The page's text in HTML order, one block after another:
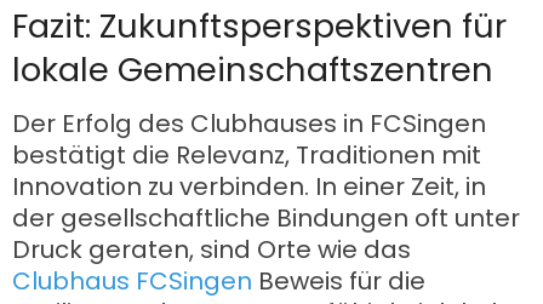
Fazit: Zukunftsperspektiven für
lokale Gemeinschaftszentren
Der Erfolg des Clubhauses in FCSingen
bestätigt die Relevanz, Traditionen mit
Innovation zu verbinden. In einer Zeit, in
der gesellschaftliche Bindungen oft unter
Druck geraten, sind Orte wie das
Clubhaus FCSingen Beweis für die